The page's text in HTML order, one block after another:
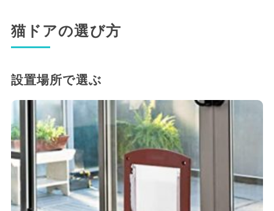
猫ドアの選び方
設置場所で選ぶ